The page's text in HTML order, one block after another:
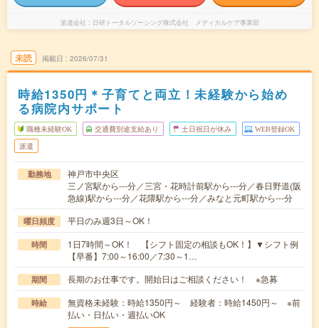
派遣会社 日研トータルソーシング株式会社 メディカルケア事業部
未読 掲載日 2026/07/31
時給1350円＊子育てと両立！未経験から始め
る病院内サポート
職種未経験OK 交通費別途支給あり 土日祝日が休み WEB登録OK
派遣
勤務地
神戸市中央区
三ノ宮駅から---分／三宮・花時計前駅から---分／春日野道(阪
急線)駅から---分／花隈駅から---分／みなと元町駅から---分
曜日頻度 平日のみ週3日～OK！
時間
1日7時間～OK！ 【シフト固定の相談もOK！】▼シフト例
【早番】7:00～16:00／7:30～1…
期間 長期のお仕事です。開始日はご相談ください！ ※急募
時給
無資格未経験：時給1350円～ 経験者：時給1450円～ ※前
払い・日払い・週払いOK